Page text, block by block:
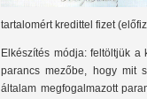
tartalomért kredittel fizet
Elkészítés módja: feltöltjük
parancs mezőbe, hogy mit
általam megfogalmazott